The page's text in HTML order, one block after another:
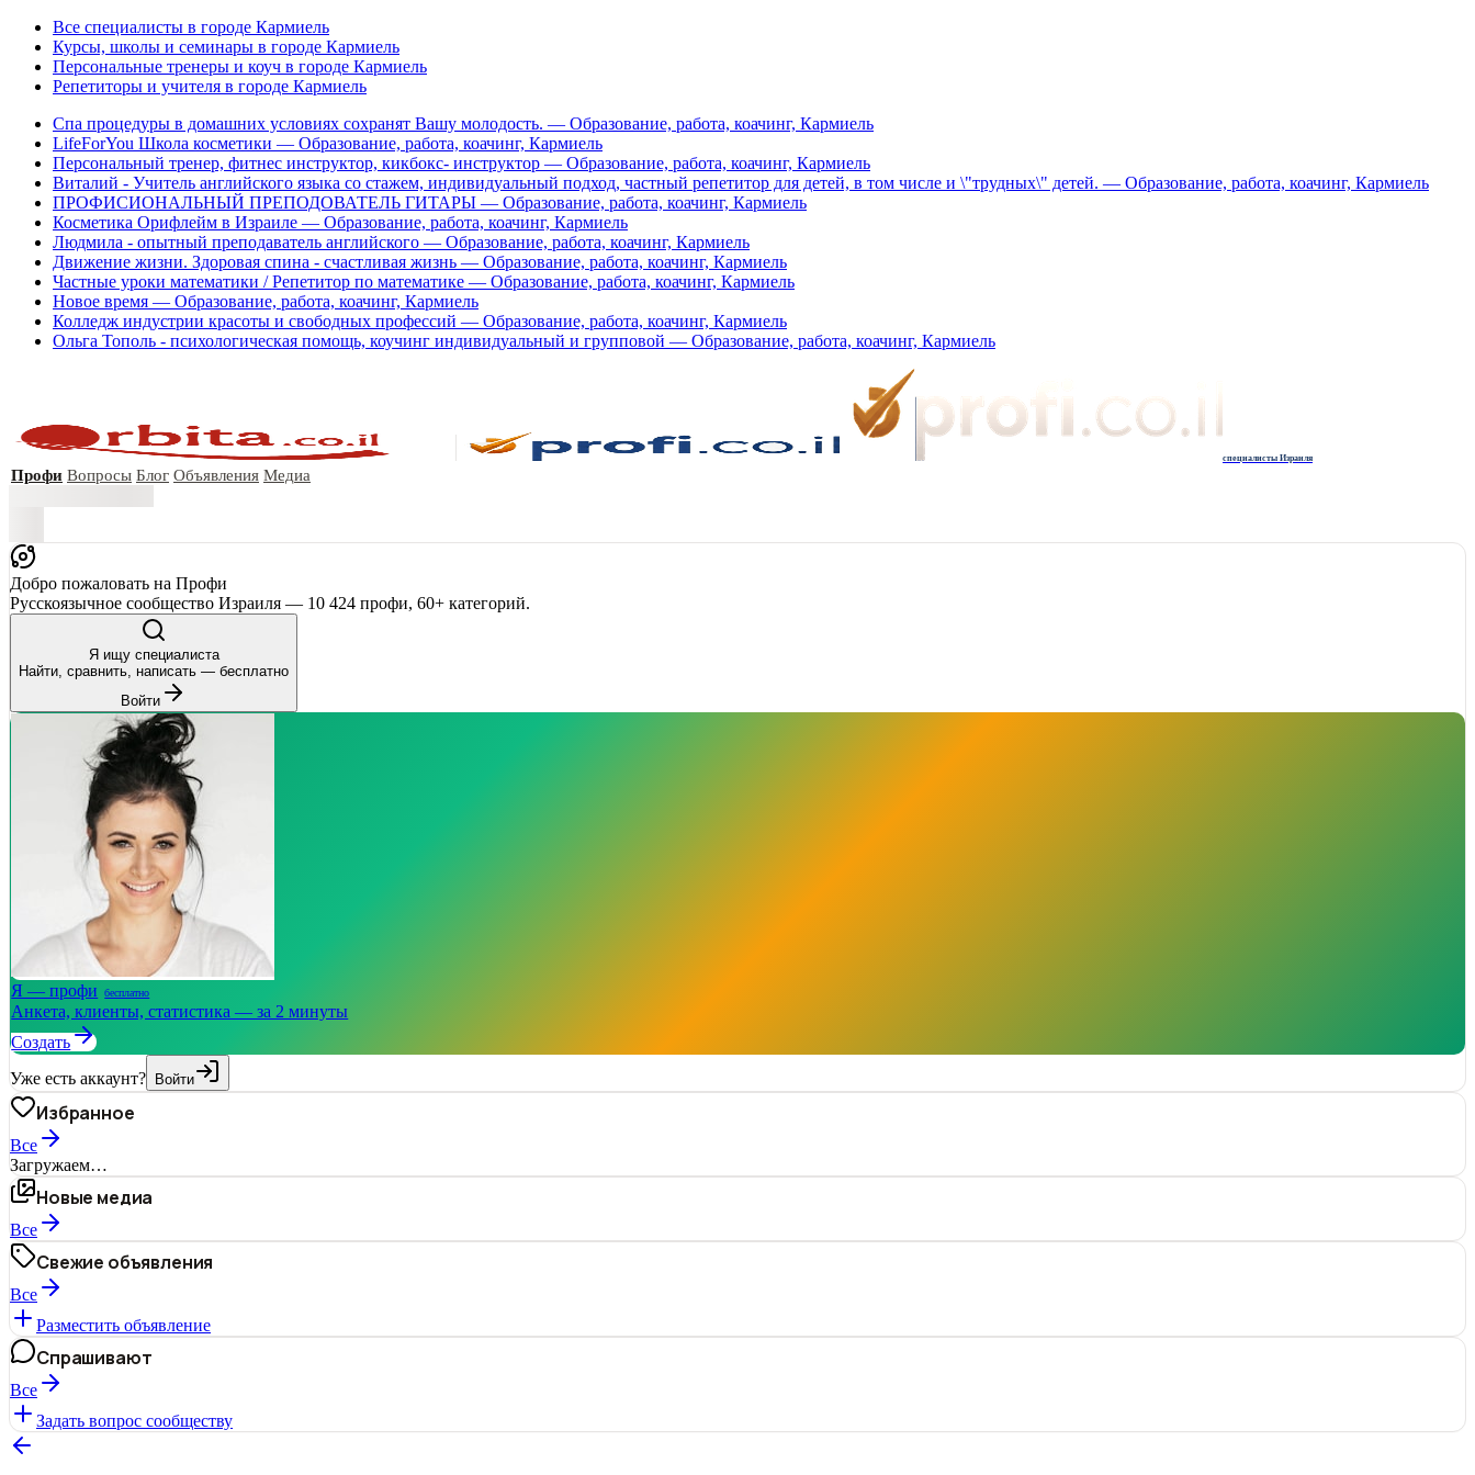
Все специалисты в городе Кармиель
Курсы, школы и семинары в городе Кармиель
Персональные тренеры и коуч в городе Кармиель
Репетиторы и учителя в городе Кармиель
Спа процедуры в домашних условиях сохранят Вашу молодость. — Образование, работа, коачинг, Кармиель
LifeForYou Школа косметики — Образование, работа, коачинг, Кармиель
Персональный тренер, фитнес инструктор, кикбокс- инструктор — Образование, работа, коачинг, Кармиель
Виталий - Учитель английского языка со стажем, индивидуальный подход, частный репетитор для детей, в том числе и \"трудных\" детей. — Образование, работа, коачинг, Кармиель
ПРОФИСИОНАЛЬНЫЙ ПРЕПОДОВАТЕЛЬ ГИТАРЫ — Образование, работа, коачинг, Кармиель
Косметика Орифлейм в Израиле — Образование, работа, коачинг, Кармиель
Людмила - опытный преподаватель английского — Образование, работа, коачинг, Кармиель
Движение жизни. Здоровая спина - счастливая жизнь — Образование, работа, коачинг, Кармиель
Частные уроки математики / Репетитор по математике — Образование, работа, коачинг, Кармиель
Новое время — Образование, работа, коачинг, Кармиель
Колледж индустрии красоты и свободных профессий — Образование, работа, коачинг, Кармиель
Ольга Тополь - психологическая помощь, коучинг индивидуальный и групповой — Образование, работа, коачинг, Кармиель
специалисты Израиля
Профи Вопросы Блог Объявления Медиа
Добро пожаловать на Профи
Русскоязычное сообщество Израиля — 10 424 профи, 60+ категорий.
Я ищу специалиста
Найти, сравнить, написать — бесплатно
Войти
Я — профи бесплатно
Анкета, клиенты, статистика — за 2 минуты
Создать
Уже есть аккаунт? Войти
Избранное
Все
Загружаем…
Новые медиа
Все
Свежие объявления
Все
Разместить объявление
Спрашивают
Все
Задать вопрос сообществу